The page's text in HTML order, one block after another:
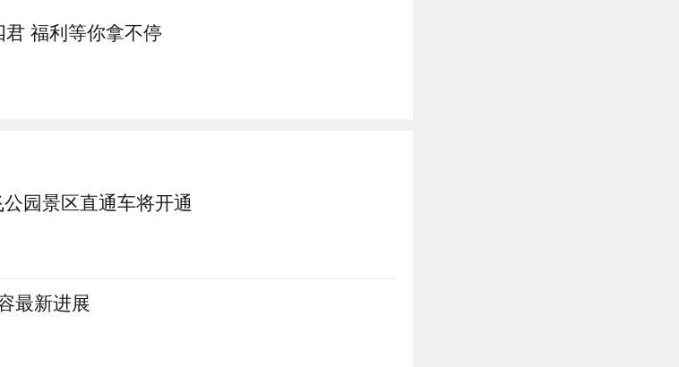
扫描二维码撩新四君 福利等你拿不停
园景区直通车将开通
最新进展